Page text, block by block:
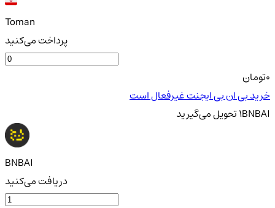
Toman
پرداخت می‌کنید
تومان
خرید بی ان بی ایجنت غیرفعال است
1BNBAIتحویلمی‌گیرید
BNBAI
دریافت می‌کنید